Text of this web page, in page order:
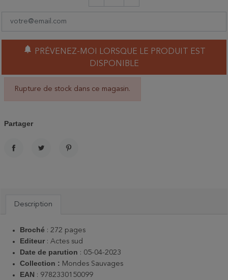
notifications
DISPONIBLE
Rupture de stock dans ce magasin.
Partager
Description
Broché : 272 pages
Editeur : Actes sud
Date de parution : 05-04-2023
Collection : Mondes Sauvages
EAN : 9782330150099